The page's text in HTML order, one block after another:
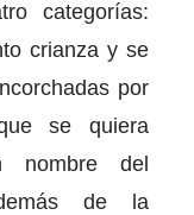
categorías:
crianza y se
por
se quiera
nombre del
de la